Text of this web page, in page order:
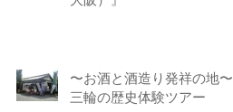
〜お酒と酒造り発祥の地〜
三輪の歴史体験ツアー